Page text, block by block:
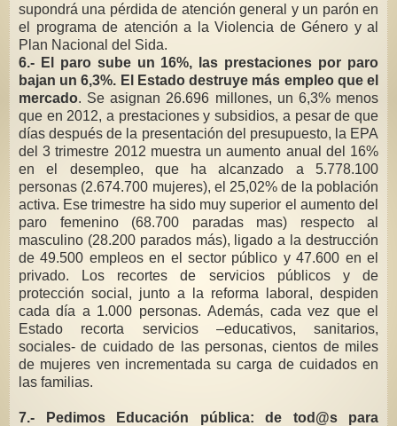
supondrá una pérdida de atención general y un parón en
el programa de atención a la Violencia de Género y al
Plan Nacional del Sida.
6.- El paro sube un 16%, las prestaciones por paro
bajan un 6,3%. El Estado destruye más empleo que el
mercado. Se asignan 26.696 millones, un 6,3% menos
que en 2012, a prestaciones y subsidios, a pesar de que
días después de la presentación del presupuesto, la EPA
del 3 trimestre 2012 muestra un aumento anual del 16%
en el desempleo, que ha alcanzado a 5.778.100
personas (2.674.700 mujeres), el 25,02% de la población
activa. Ese trimestre ha sido muy superior el aumento del
paro femenino (68.700 paradas mas) respecto al
masculino (28.200 parados más), ligado a la destrucción
de 49.500 empleos en el sector público y 47.600 en el
privado. Los recortes de servicios públicos y de
protección social, junto a la reforma laboral, despiden
cada día a 1.000 personas. Además, cada vez que el
Estado recorta servicios –educativos, sanitarios,
sociales- de cuidado de las personas, cientos de miles
de mujeres ven incrementada su carga de cuidados en
las familias.
7.- Pedimos Educación pública: de tod@s para